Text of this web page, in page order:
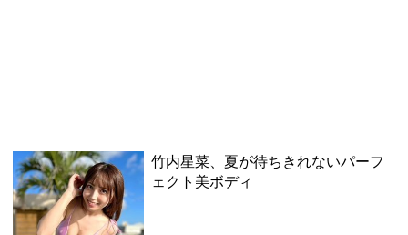
竹内星菜、夏が待ちきれないパーフ
ェクト美ボディ